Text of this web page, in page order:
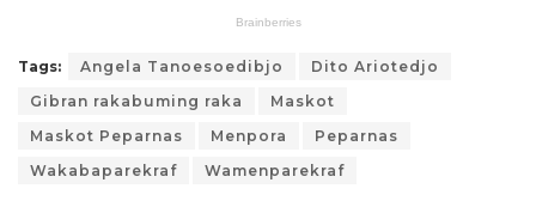
Tags: Angela Tanoesoedibjo
Dito Ariotedjo
Gibran rakabuming raka
Maskot
Maskot Peparnas
Menpora
Peparnas
Wakabaparekraf
Wamenparekraf